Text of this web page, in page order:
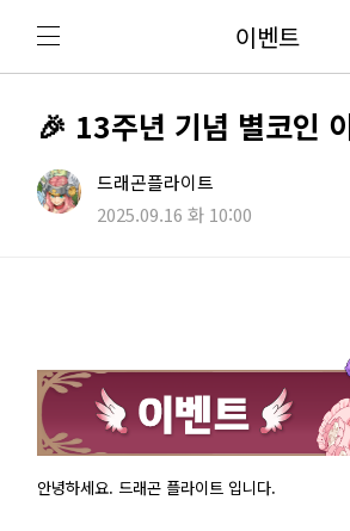
이벤트
🎉 13주년 기념 별코인
드래곤플라이트
2025.09.16 화 10:00
안녕하세요. 드래곤 플라이트 입니다.